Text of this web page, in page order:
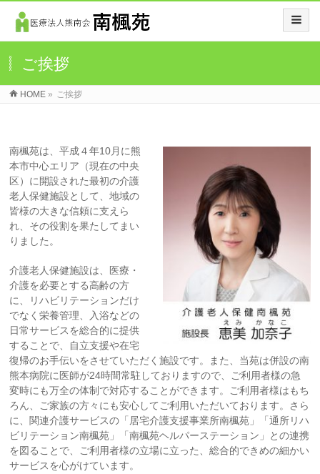
ご挨拶
HOME » ご挨拶
南楓苑は、平成４年10月に熊
本市中心エリア（現在の中央
区）に開設された最初の介護
老人保健施設として、地域の
皆様の大きな信頼に支えら
れ、その役割を果たしてまい
りました。
介護老人保健施設は、医療・
介護を必要とする高齢の方
に、リハビリテーションだけ
でなく栄養管理、入浴などの
日常サービスを総合的に提供
することで、自立支援や在宅
復帰のお手伝いをさせていただく施設です。また、当苑は併設の南
熊本病院に医師が24時間常駐しておりますので、ご利用者様の急
変時にも万全の体制で対応することができます。ご利用者様はもち
ろん、ご家族の方々にも安心してご利用いただいております。さら
に、関連介護サービスの「居宅介護支援事業所南楓苑」「通所リハ
ビリテーション南楓苑」「南楓苑ヘルパーステーション」との連携
を図ることで、ご利用者様の立場に立った、総合的できめの細かい
サービスを心がけています。